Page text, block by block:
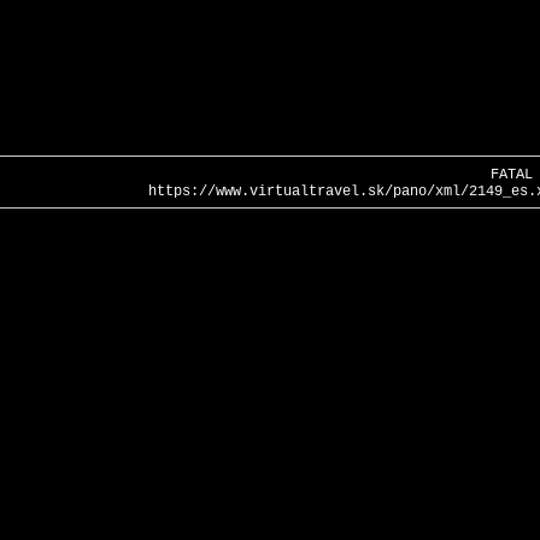
FATAL
https://www.virtualtravel.sk/pano/xml/